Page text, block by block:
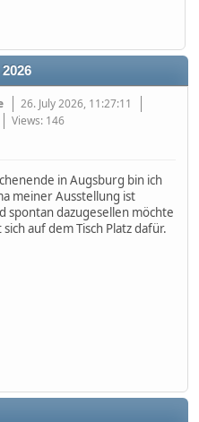
26. July 2026, 11:27:11
Views: 146
in Augsburg bin ich
meiner Ausstellung ist
spontan dazugesellen möchte
auf dem Tisch Platz dafür.